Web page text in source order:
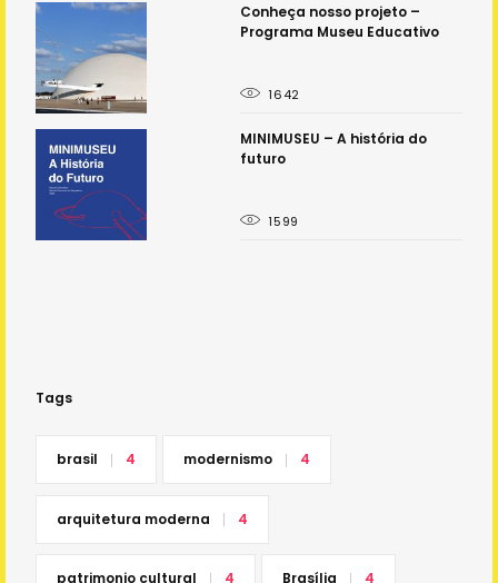
Conheça nosso projeto –
Programa Museu Educativo
1642
MINIMUSEU – A história do
futuro
1599
Tags
brasil 4 modernismo 4
arquitetura moderna 4
patrimonio cultural 4 Brasília 4